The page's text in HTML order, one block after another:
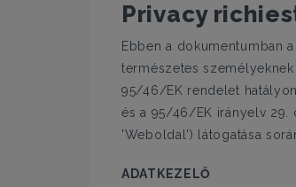
Privacy
Ebben a dokumentumban
természetes
95/46/EK rendelet
és a 95/46/EK irányelv 29.
'Weboldal') látogatása
ADATKEZELŐ